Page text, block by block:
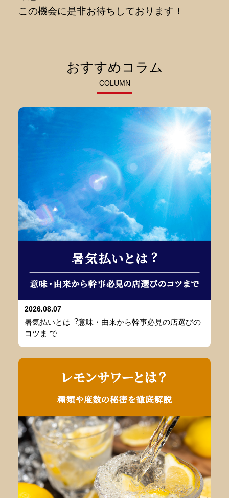
この機会に是非お待ちしております！
おすすめコラム
COLUMN
2026.08.07
暑気払いとは︖意味・由来から幹事必⾒の店選びの
コツま で